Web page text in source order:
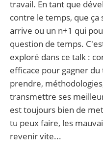
travail. En tant que
contre le temps, que
arrive ou un n+1 qui
question de temps.
exploré dans ce talk :
efficace pour gagner du
prendre,
transmettre ses
est toujours bien de
tu peux faire, les
revenir vite...